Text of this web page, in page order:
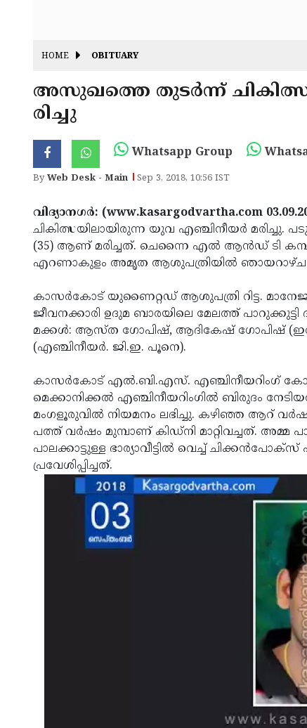
HOME OBITUARY
അസുഖത്തെ തുടര്‍ന്ന്
രിച്ചു
Whatsapp Group
ByWeb Desk - Main Sep 3, 2018, 10:56 IST
വിദ്യാനഗര്‍: (www.kasargodvartha.com
ചികിത്സയിലായിരുന്ന യുവ എഞ്ചിനീയര്‍
(35) ആണ് മരിച്ചത്. ചെന്നൈ എല്‍ ആന്‍ഡ് ടി
എറണാകുളം അമൃത ആശുപത്രിയില്‍ ഞായറാഴ്ച
കാസര്‍കോട് യുണൈറ്റഡ് ആശുപത്രി റിട്ട.
ജീവനക്കാരി ഉദുമ ബാരയിലെ മേലത്ത്
മക്കള്‍: ആസ്ത ഗോപിഷ്, ആദികേഷ് ഗോപിഷ്
(എഞ്ചിനീയര്‍. ജി.ഇ. പൂനെ).
കാസര്‍കോട് എല്‍.ബി.എസ്. എഞ്ചിനീയറിംഗ്
മെക്കാനിക്കല്‍ എഞ്ചിനീയറിംഗില്‍ ബിരുദം
മംഗളൂരുവില്‍ നിയമനം ലഭിച്ചു. കഴിഞ്ഞ ആറ്
പത്ത് വര്‍ഷം മുമ്പാണ് കിഡ്‌നി മാറ്റിവച്ചത്. അമ്മ
പാലക്കാട്ടുള്ള ഭാര്യാവീട്ടില്‍ വെച്ച്
പ്രവേശിപ്പിച്ചത്.